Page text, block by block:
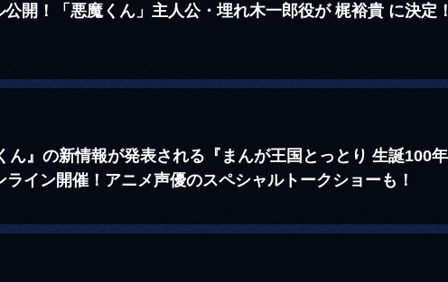
開！「悪魔くん」主人公・埋れ木一郎役が 梶裕貴 に決定
ん』の新情報が発表される『まんが王国とっとり 生誕100
イン開催！アニメ声優のスペシャルトークショーも！